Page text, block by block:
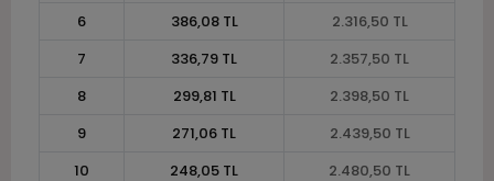
6
386,08 TL
2.316,50 TL
7
336,79 TL
2.357,50 TL
8
299,81 TL
2.398,50 TL
9
271,06 TL
2.439,50 TL
10
248,05 TL
2.480,50 TL